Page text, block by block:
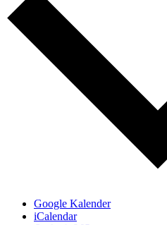
Google Kalender
iCalendar